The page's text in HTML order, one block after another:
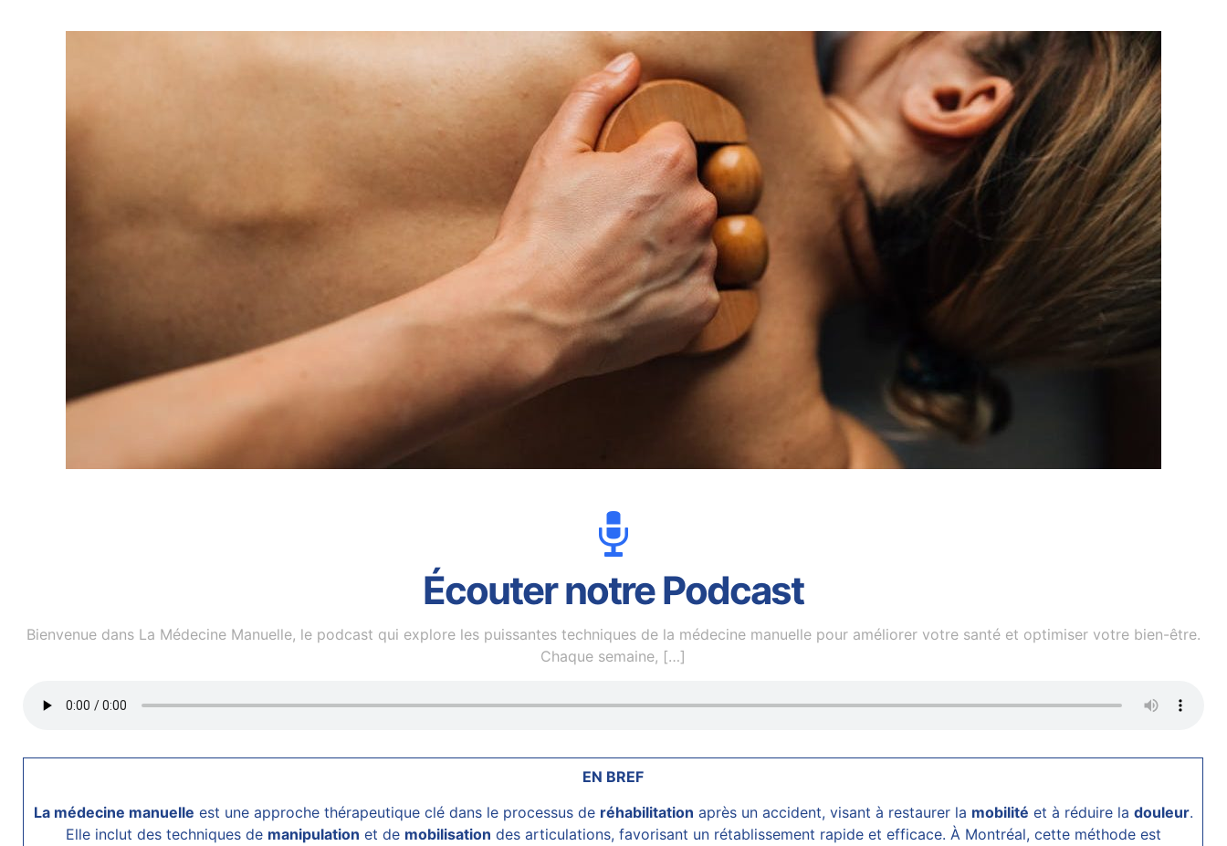
Écouter notre Podcast
Bienvenue dans La Médecine Manuelle, le podcast qui explore les puissantes techniques de la médecine manuelle pour améliorer votre santé et optimiser votre bien-être.
Chaque semaine, […]
EN BREF
La médecine manuelle est une approche thérapeutique clé dans le processus de réhabilitation après un accident, visant à restaurer la mobilité et à réduire la douleur.
Elle inclut des techniques de manipulation et de mobilisation des articulations, favorisant un rétablissement rapide et efficace. À Montréal, cette méthode est